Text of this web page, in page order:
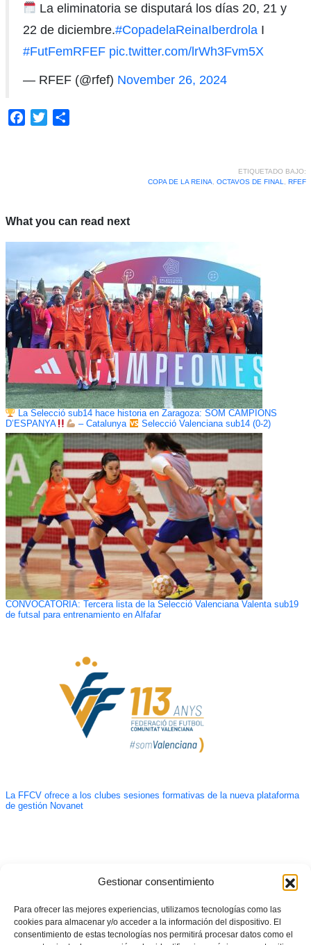
Gestionar consentimiento
Para ofrecer las mejores experiencias, utilizamos tecnologías como las
cookies para almacenar y/o acceder a la información del dispositivo. El
consentimiento de estas tecnologías nos permitirá procesar datos como el
La eliminatoria se disputará los días 20, 21 y
22 de diciembre.#CopadelaReinaIberdrolaI
#FutFemRFEF pic.twitter.com/lrWh3Fvm5X
— RFEF (@rfef) November 26, 2024
Facebook
Twitter
ETIQUETADO BAJO:
COPA DE LA REINA
OCTAVOS DE FINAL RFEF
What you can read next
La Selecció sub14 hace historia en Zaragoza: SOM CAMPIONS
D’ESPANYA
– Catalunya Selecció Valenciana sub14 (0-2)
CONVOCATORIA: Tercera lista de la Selecció Valenciana Valenta sub19
de futsal para entrenamiento en Alfafar
La FFCV ofrece a los clubes sesiones formativas de la nueva plataforma
de gestión Novanet